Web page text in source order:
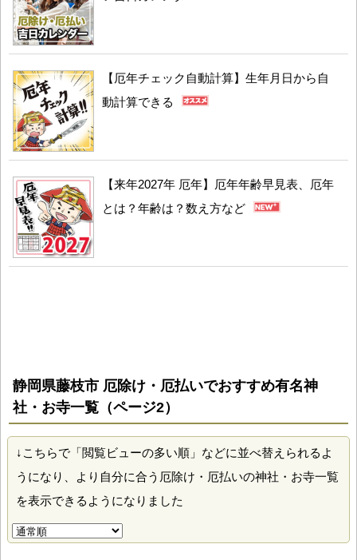
【厄年チェック自動計算】生年月日から自
動計算できる
【来年2027年 厄年】厄年年齢早見表、厄年
とは？年齢は？数え方など
静岡県藤枝市 厄除け・厄払いでおすすめ有名神
社・お寺一覧（ページ2）
↓こちらで「閲覧ビューの多い順」などに並べ替えられるよ
うになり、より自分に合う厄除け・厄払いの神社・お寺一覧
を表示できるようになりました